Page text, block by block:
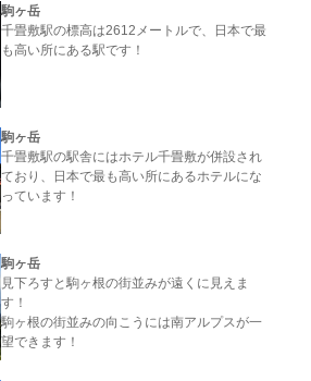
駒ヶ岳
千畳敷駅の標高は2612メートルで、日本で最
も高い所にある駅です！
駒ヶ岳
千畳敷駅の駅舎にはホテル千畳敷が併設され
ており、日本で最も高い所にあるホテルにな
っています！
駒ヶ岳
見下ろすと駒ヶ根の街並みが遠くに見えま
す！
駒ヶ根の街並みの向こうには南アルプスが一
望できます！